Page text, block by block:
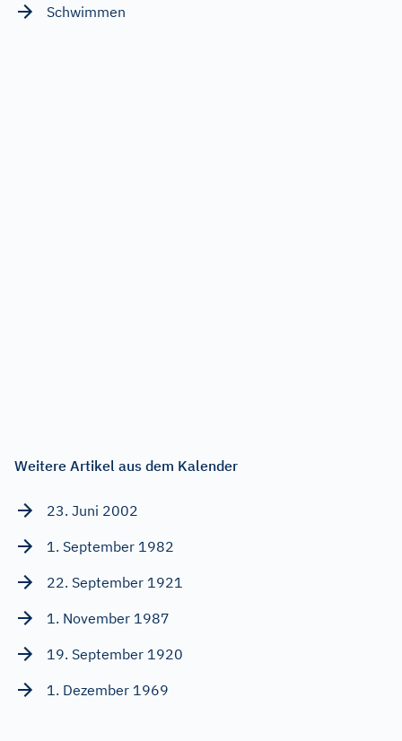
Schwimmen
Weitere Artikel aus dem Kalender
23. Juni 2002
1. September 1982
22. September 1921
1. November 1987
19. September 1920
1. Dezember 1969